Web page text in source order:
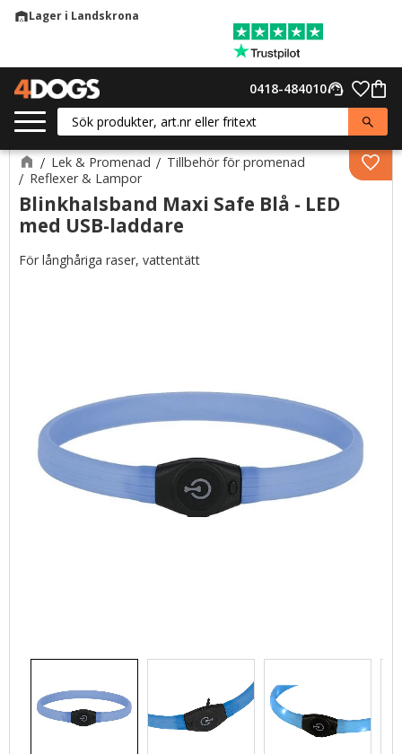
warehouseLager i Landskrona
support_agent
0418-484010
Lek & Promenad
Tillbehör för promenad
Reflexer & Lampor
Blinkhalsband Maxi Safe Blå - LED
med USB-laddare
För långhåriga raser, vattentätt